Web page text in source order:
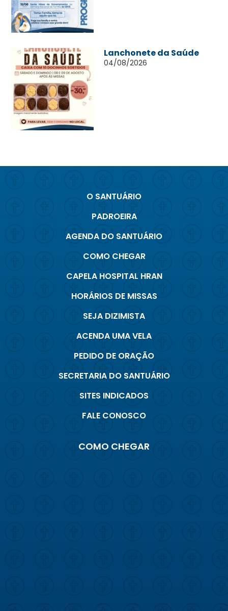
Lanchonete da Saúde
04/08/2026
O SANTUÁRIO
PADROEIRA
AGENDA DO SANTUÁRIO
COMO CHEGAR
CAPELA HOSPITAL HRAN
HORÁRIOS DE MISSAS
SEJA DIZIMISTA
ACENDA UMA VELA
PEDIDO DE ORAÇÃO
SECRETARIA DO SANTUÁRIO
SITES INDICADOS
FALE CONOSCO
COMO CHEGAR